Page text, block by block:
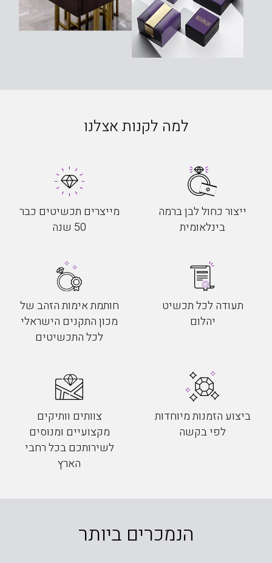
למה לקנות אצלנו
ייצור כחול לבן ברמה
בינלאומית
מייצרים תכשיטים כבר
50 שנה
תעודה לכל תכשיט
יהלום
חותמת אימות הזהב של
מכון התקנים הישראלי
לכל התכשיטים
ביצוע הזמנות מיוחדות
לפי בקשה
צוותים וותיקים
מקצועיים ומנוסים
לשירותכם בכל רחבי
הארץ
הנמכרים ביותר